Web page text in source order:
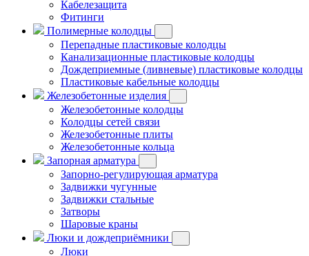
Кабелезащита
Фитинги
Полимерные колодцы
Перепадные пластиковые колодцы
Канализационные пластиковые колодцы
Дождеприемные (ливневые) пластиковые колодцы
Пластиковые кабельные колодцы
Железобетонные изделия
Железобетонные колодцы
Колодцы сетей связи
Железобетонные плиты
Железобетонные кольца
Запорная арматура
Запорно-регулирующая арматура
Задвижки чугунные
Задвижки стальные
Затворы
Шаровые краны
Люки и дождеприёмники
Люки